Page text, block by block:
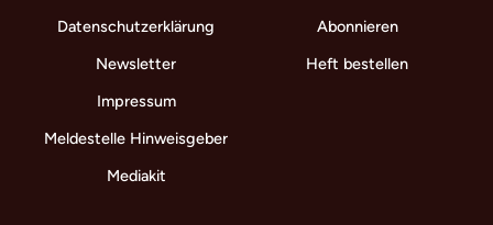
Datenschutzerklärung
Newsletter
Impressum
Meldestelle Hinweisgeber
Mediakit
Abonnieren
Heft bestellen